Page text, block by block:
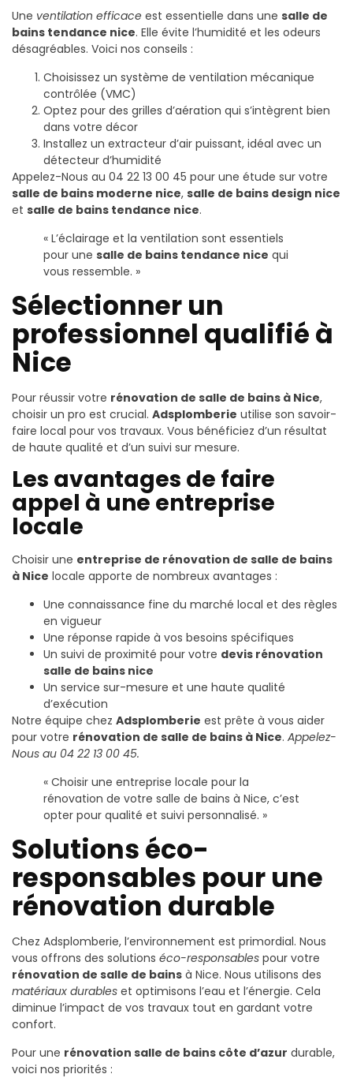
Une ventilation efficace est essentielle dans une salle de
bains tendance nice. Elle évite l’humidité et les odeurs
désagréables. Voici nos conseils :
Choisissez un système de ventilation mécanique
contrôlée (VMC)
Optez pour des grilles d’aération qui s’intègrent bien
dans votre décor
Installez un extracteur d’air puissant, idéal avec un
détecteur d’humidité
Appelez-Nous au 04 22 13 00 45 pour une étude sur votre
salle de bains moderne nice, salle de bains design nice
et salle de bains tendance nice.
« L’éclairage et la ventilation sont essentiels
pour une salle de bains tendance nice qui
vous ressemble. »
Sélectionner un
professionnel qualifié à
Nice
Pour réussir votre rénovation de salle de bains à Nice,
choisir un pro est crucial. Adsplomberie utilise son savoir-
faire local pour vos travaux. Vous bénéficiez d’un résultat
de haute qualité et d’un suivi sur mesure.
Les avantages de faire
appel à une entreprise
locale
Choisir une entreprise de rénovation de salle de bains
à Nice locale apporte de nombreux avantages :
Une connaissance fine du marché local et des règles
en vigueur
Une réponse rapide à vos besoins spécifiques
Un suivi de proximité pour votre devis rénovation
salle de bains nice
Un service sur-mesure et une haute qualité
d’exécution
Notre équipe chez Adsplomberie est prête à vous aider
pour votre rénovation de salle de bains à Nice. Appelez-
Nous au 04 22 13 00 45.
« Choisir une entreprise locale pour la
rénovation de votre salle de bains à Nice, c’est
opter pour qualité et suivi personnalisé. »
Solutions éco-
responsables pour une
rénovation durable
Chez Adsplomberie, l’environnement est primordial. Nous
vous offrons des solutions éco-responsables pour votre
rénovation de salle de bains à Nice. Nous utilisons des
matériaux durables et optimisons l’eau et l’énergie. Cela
diminue l’impact de vos travaux tout en gardant votre
confort.
Pour une rénovation salle de bains côte d’azur durable,
voici nos priorités :